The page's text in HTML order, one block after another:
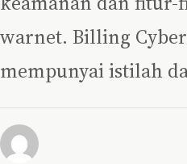
warnet. Billing
mempunyai istilah